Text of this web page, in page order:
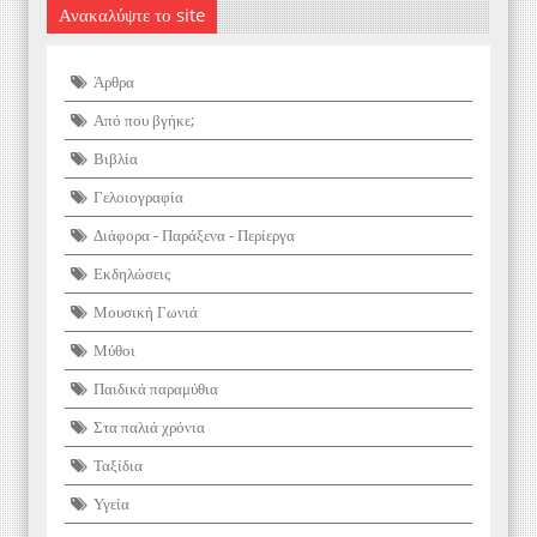
Ανακαλύψτε το site
Άρθρα
Από που βγήκε;
Βιβλία
Γελοιογραφία
Διάφορα - Παράξενα - Περίεργα
Εκδηλώσεις
Μουσική Γωνιά
Μύθοι
Παιδικά παραμύθια
Στα παλιά χρόνια
Ταξίδια
Υγεία